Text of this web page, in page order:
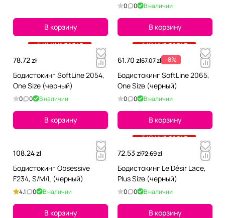
В корзину
0 0 В наличии
В корзину
+18 показать
78.72 zł
Бодистокинг SoftLine 2054,
One Size (черный)
0 0 В наличии
В корзину
+18 показать
61.70 zł67.07 zł -8%
Бодистокинг SoftLine 2065,
One Size (черный)
0 0 В наличии
В корзину
108.24 zł
Бодистокинг Obsessive
F234, S/M/L (черный)
4.1 0 В наличии
В корзину
+18 показать
72.53 zł72.69 zł
Бодистокинг Le Désir Lace,
Plus Size (черный)
0 0 В наличии
В корзину